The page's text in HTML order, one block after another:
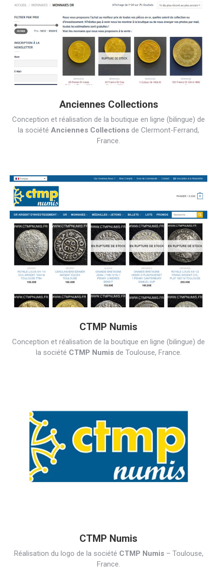
Anciennes Collections
Conception et réalisation de la boutique en ligne (bilingue) de
la société Anciennes Collections de Clermont-Ferrand,
France.
CTMP Numis
Conception et réalisation de la boutique en ligne (bilingue) de
la société CTMP Numisde Toulouse, France.
CTMP Numis
Réalisation du logo de la société CTMP Numis– Toulouse,
France.